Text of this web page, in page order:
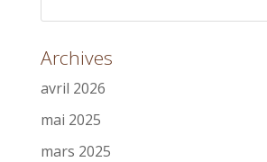
Archives
avril 2026
mai 2025
mars 2025